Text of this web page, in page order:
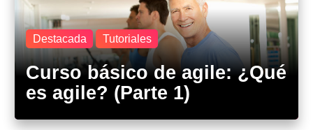
Destacada Tutoriales
Curso básico de agile: ¿Qué
es agile? (Parte 1)